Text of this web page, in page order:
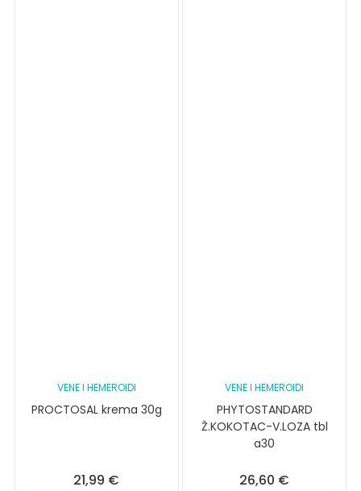
VENE I HEMEROIDI
PROCTOSAL krema 30g
21,99 €
VENE I HEMEROIDI
PHYTOSTANDARD
Ž.KOKOTAC-V.LOZA tbl
a30
26,60 €